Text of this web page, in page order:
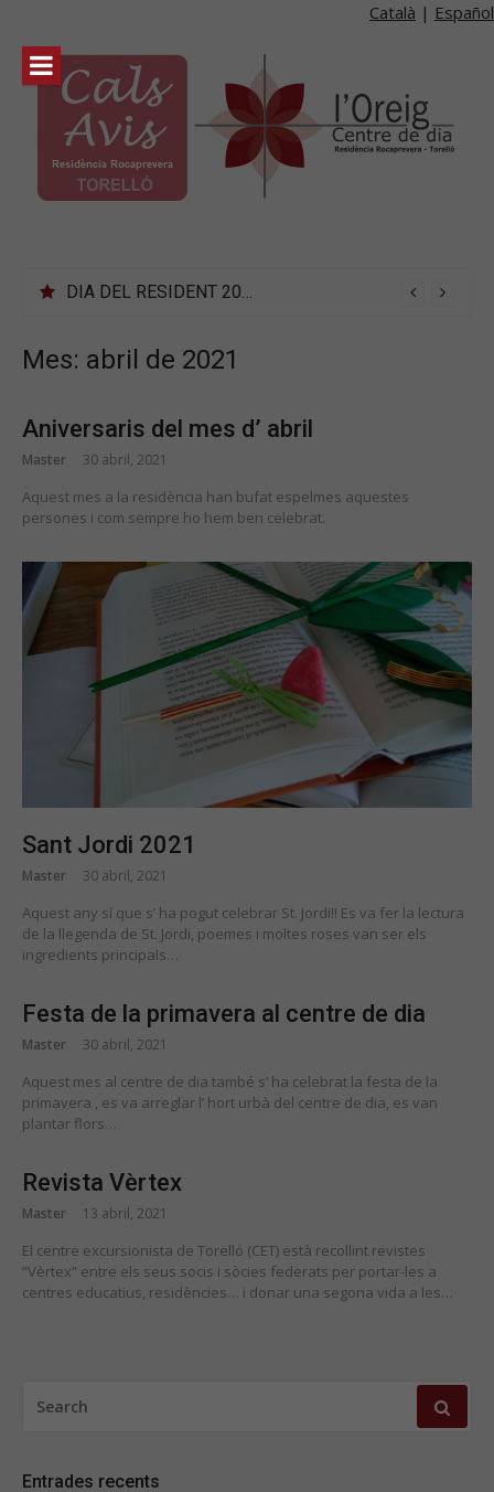
Català | Español
content
DIA DEL RESIDENT 2023
Mes: abril de 2021
Aniversaris del mes d’ abril
Master 30 abril, 2021
Aquest mes a la residència han bufat espelmes aquestes
persones i com sempre ho hem ben celebrat.
Sant Jordi 2021
Master 30 abril, 2021
Aquest any sí que s’ ha pogut celebrar St. Jordi!! Es va fer la lectura
de la llegenda de St. Jordi, poemes i moltes roses van ser els
ingredients principals…
Festa de la primavera al centre de dia
Master 30 abril, 2021
Aquest mes al centre de dia també s’ ha celebrat la festa de la
primavera , es va arreglar l’ hort urbà del centre de dia, es van
plantar flors…
Revista Vèrtex
Master 13 abril, 2021
El centre excursionista de Torelló (CET) està recollint revistes
“Vèrtex” entre els seus socis i sòcies federats per portar-les a
centres educatius, residències… i donar una segona vida a les…
FOR:
Entrades recents